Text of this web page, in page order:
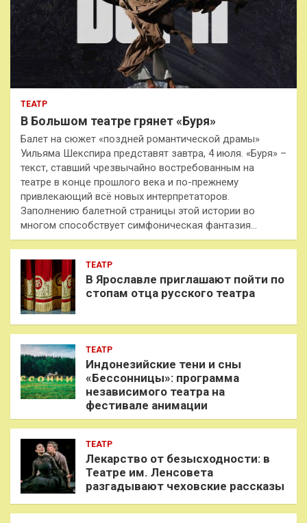
ТЕАТР
В Большом театре грянет «Буря»
Балет на сюжет «поздней романтической драмы»
Уильяма Шекспира представят завтра, 4 июля. «Буря» –
текст, ставший чрезвычайно востребованным на
театре в конце прошлого века и по-прежнему
привлекающий всё новых интерпретаторов.
Заполнению балетной страницы этой истории во
многом способствует симфоническая фантазия…
ТЕАТР
В Ярославле приглашают пойти по
стопам отца русского театра
ТЕАТР
Индонезийские тени и сны
«Бессонницы»: программа
независимого театра на
фестивале анимации
ТЕАТР
Лекарство от безысходности: в
Театре им. Ленсовета
разгадывают чеховские рассказы